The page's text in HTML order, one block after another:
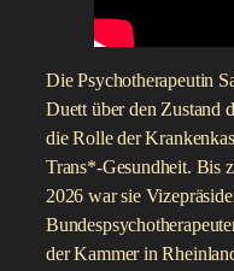
Die Psychotherapeutin
Duett über den Zustand
die Rolle der
Trans*-Gesundheit. Bis
2026 war sie
der Kammer in